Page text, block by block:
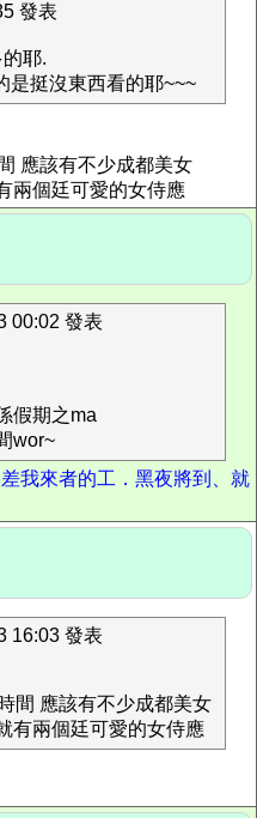
發表
耶.
是挺沒東西看的耶~~~
應該有不少成都美女
兩個廷可愛的女侍應
00:02 發表
假期之ma
wor~
我來者的工．黑夜將到、就
16:03 發表
間 應該有不少成都美女
有兩個廷可愛的女侍應